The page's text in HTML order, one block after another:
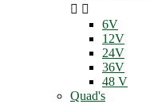
 
6V
12V
24V
36V
48 V
Quad's